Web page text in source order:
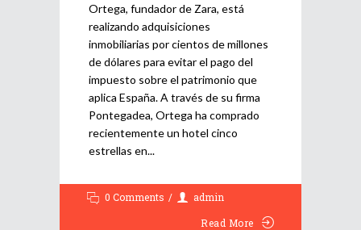
Ortega, fundador de Zara, está
realizando adquisiciones
inmobiliarias por cientos de millones
de dólares para evitar el pago del
impuesto sobre el patrimonio que
aplica España. A través de su firma
Pontegadea, Ortega ha comprado
recientemente un hotel cinco
estrellas en
0 Comments
admin
Read More